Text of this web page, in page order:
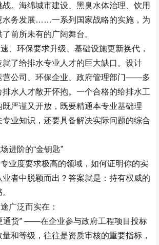
。海绵城市建设、黑臭水体治理、饮用
水务发展……一系列国家战略的实施，为
前所未有的广阔舞台。
、环保要求升级、基础设施更新换代，
就了给排水专业人才的巨大缺口。设计
营公司、环保企业、政府管理部门——多
水人才敞开怀抱。一个合格的给排水工
严谨又开放，既要精通本专业基础理
业知识，还要具备解决实际问题的综合
进阶的“金钥匙”
业度要求极高的领域，如何证明你的实
者中脱颖而出？答案就是：持有权威的
广泛而实在：
通货” ——在企业参与政府工程项目投标
和等级，往往是资质审核的重要指标，